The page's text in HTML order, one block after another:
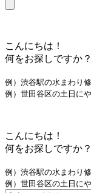
こんにちは！
何をお探しですか？
例）渋谷駅の水まわり
例）世田谷区の土日に
こんにちは！
何をお探しですか？
例）渋谷駅の水まわり
例）世田谷区の土日に